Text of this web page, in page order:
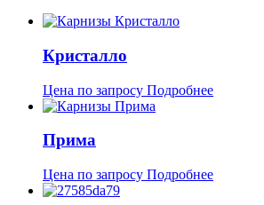
Кристалло
Цена по запросу Подробнее
Прима
Цена по запросу Подробнее